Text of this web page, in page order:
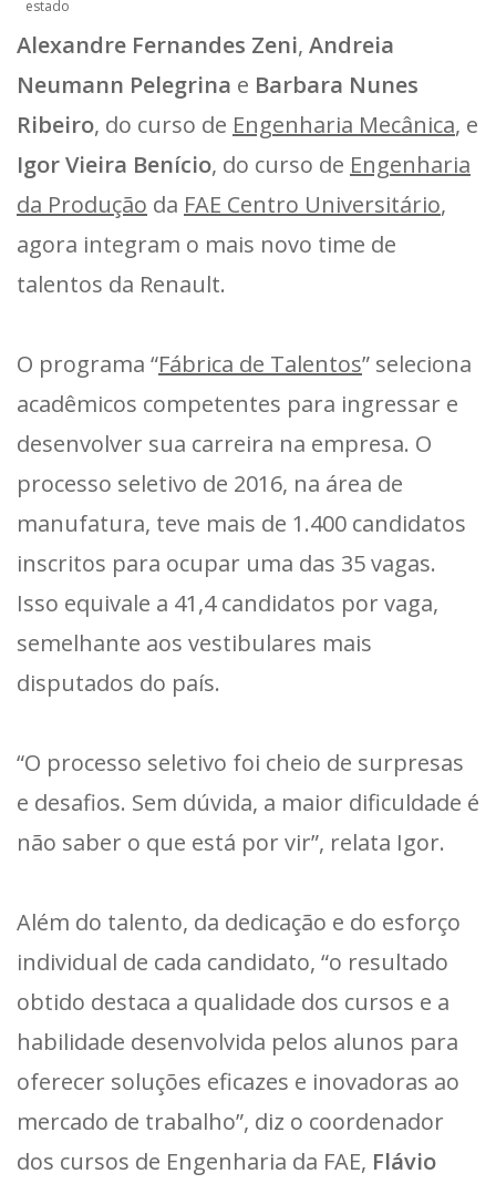
estado
Alexandre Fernandes Zeni, Andreia
Neumann Pelegrina e Barbara Nunes
Ribeiro, do curso de Engenharia Mecânica, e
Igor Vieira Benício, do curso de Engenharia
da Produção da FAE Centro Universitário,
agora integram o mais novo time de
talentos da Renault.
O programa “Fábrica de Talentos” seleciona
acadêmicos competentes para ingressar e
desenvolver sua carreira na empresa. O
processo seletivo de 2016, na área de
manufatura, teve mais de 1.400 candidatos
inscritos para ocupar uma das 35 vagas.
Isso equivale a 41,4 candidatos por vaga,
semelhante aos vestibulares mais
disputados do país.
“O processo seletivo foi cheio de surpresas
e desafios. Sem dúvida, a maior dificuldade é
não saber o que está por vir”, relata Igor.
Além do talento, da dedicação e do esforço
individual de cada candidato, “o resultado
obtido destaca a qualidade dos cursos e a
habilidade desenvolvida pelos alunos para
oferecer soluções eficazes e inovadoras ao
mercado de trabalho”, diz o coordenador
dos cursos de Engenharia da FAE, Flávio